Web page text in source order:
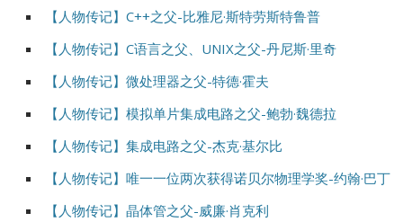
【人物传记】C++之父-比雅尼·斯特劳斯特鲁普
【人物传记】C语言之父、UNIX之父-丹尼斯·里奇
【人物传记】微处理器之父-特德·霍夫
【人物传记】模拟单片集成电路之父-鲍勃·魏德拉
【人物传记】集成电路之父-杰克·基尔比
【人物传记】唯一一位两次获得诺贝尔物理学奖-约翰·巴丁
【人物传记】晶体管之父-威廉·肖克利